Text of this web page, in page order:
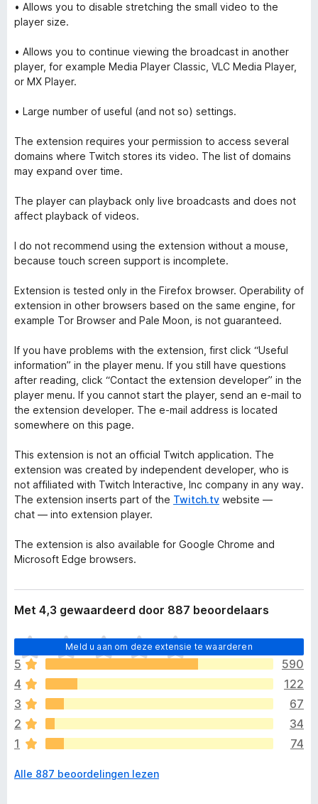
• Allows you to disable stretching the small video to the
player size.
• Allows you to continue viewing the broadcast in another
player, for example Media Player Classic, VLC Media Player,
or MX Player.
• Large number of useful (and not so) settings.
The extension requires your permission to access several
domains where Twitch stores its video. The list of domains
may expand over time.
The player can playback only live broadcasts and does not
affect playback of videos.
I do not recommend using the extension without a mouse,
because touch screen support is incomplete.
Extension is tested only in the Firefox browser. Operability of
extension in other browsers based on the same engine, for
example Tor Browser and Pale Moon, is not guaranteed.
If you have problems with the extension, first click “Useful
information” in the player menu. If you still have questions
after reading, click “Contact the extension developer” in the
player menu. If you cannot start the player, send an e-mail to
the extension developer. The e-mail address is located
somewhere on this page.
This extension is not an official Twitch application. The
extension was created by independent developer, who is
not affiliated with Twitch Interactive, Inc company in any way.
The extension inserts part of the Twitch.tv website —
chat — into extension player.
The extension is also available for Google Chrome and
Microsoft Edge browsers.
Met 4,3 gewaardeerd door 887 beoordelaars
Meld u aan om deze extensie te waarderen
E
r
z
i
j
n
n
o
g
5
590
4
122
3
67
2
34
1
74
Alle 887 beoordelingen lezen